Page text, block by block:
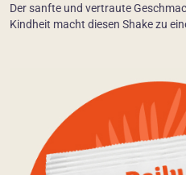
Der sanfte und vertraute
Kindheit macht diesen Shake zu